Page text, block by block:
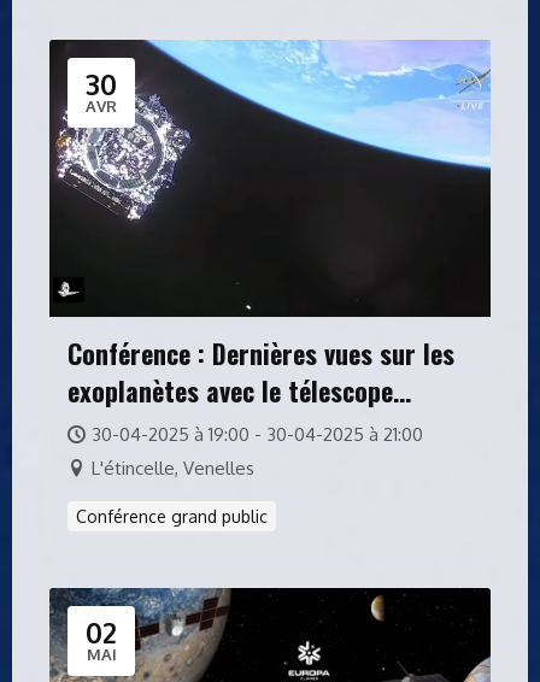
30
AVR
Conférence : Dernières vues sur les
exoplanètes avec le télescope
spatial James Webb
30-04-2025 à 19:00 - 30-04-2025 à 21:00
L'étincelle, Venelles
Conférence grand public
02
MAI